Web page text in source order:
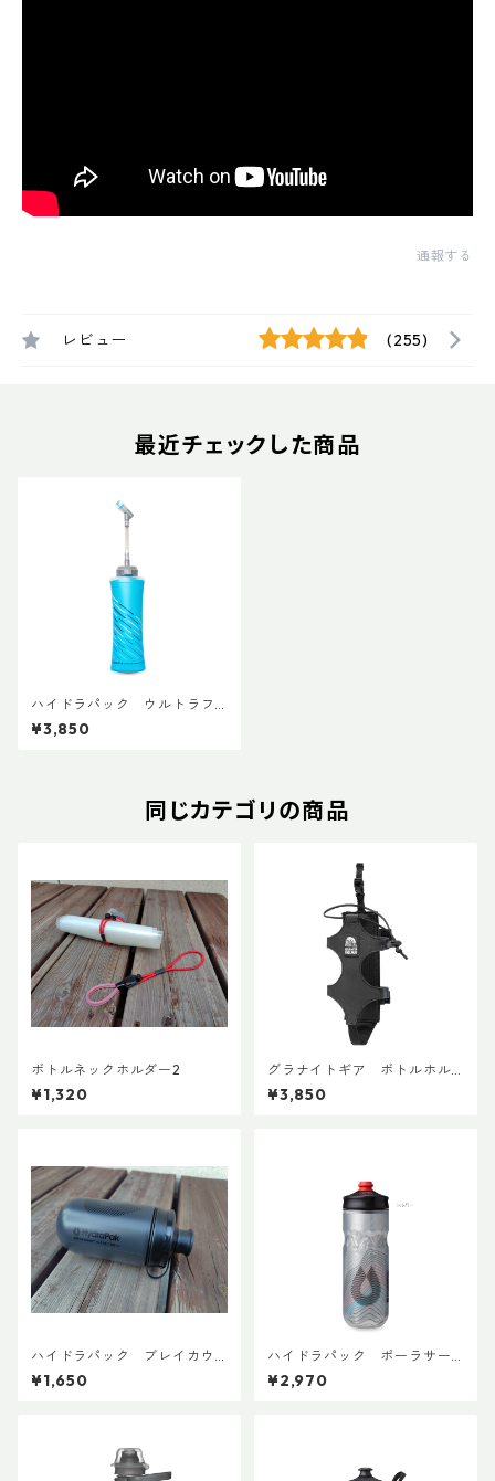
通報する
レビュー (255)
最近チェックした商品
ハイドラパック ウルトラフ
ラスク スピード 600ml マリ
ブブルー
¥3,850
同じカテゴリの商品
ボトルネックホルダー2
¥1,320
グラナイトギア ボトルホル
スター
¥3,850
ハイドラパック ブレイカウ
ェイマック 440ml (1本売り)
¥1,650
ハイドラパック ポーラサー
ジ 600ml
¥2,970